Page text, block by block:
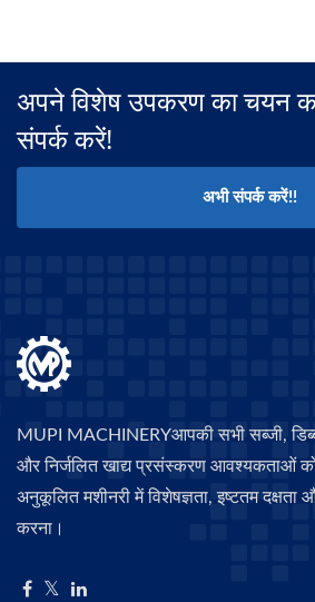
अपने विशेष उपकरण का चयन
संपर्क करें!
अभी संपर्क करें!!
MUPI MACHINERYआपकी सभी सब्जी,
और निर्जलित खाद्य प्रसंस्करण आवश्यकताओं
अनुकूलित मशीनरी में विशेषज्ञता, इष्टतम दक्षता
करना।